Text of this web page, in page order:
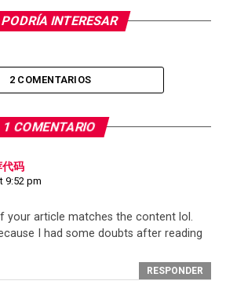
INTERESAR
2 COMENTARIOS
1 COMENTARIO
代码
9:52 pm
your article matches the content lol.
I had some doubts after reading
RESPONDER